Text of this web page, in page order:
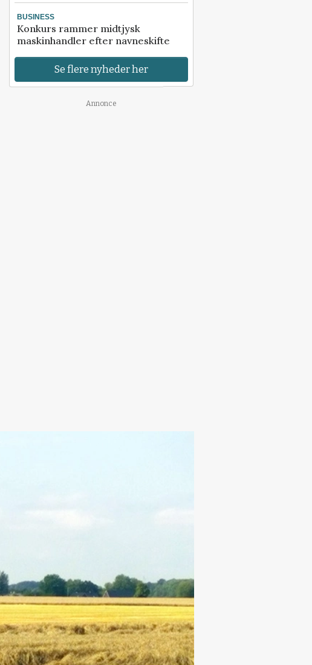
BUSINESS
Konkurs rammer midtjysk
maskinhandler efter navneskifte
Se flere nyheder her
Annonce